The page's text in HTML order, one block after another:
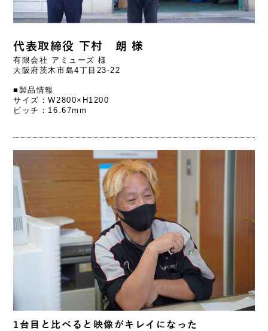
代表取締役 下村 朗 様
有限会社 アミューズ 様
大阪府茨木市島4丁目23-22
■製品情報
サイズ：W2800×H1200
ピッチ：16.67mm
1台目と比べると映像がキレイになった